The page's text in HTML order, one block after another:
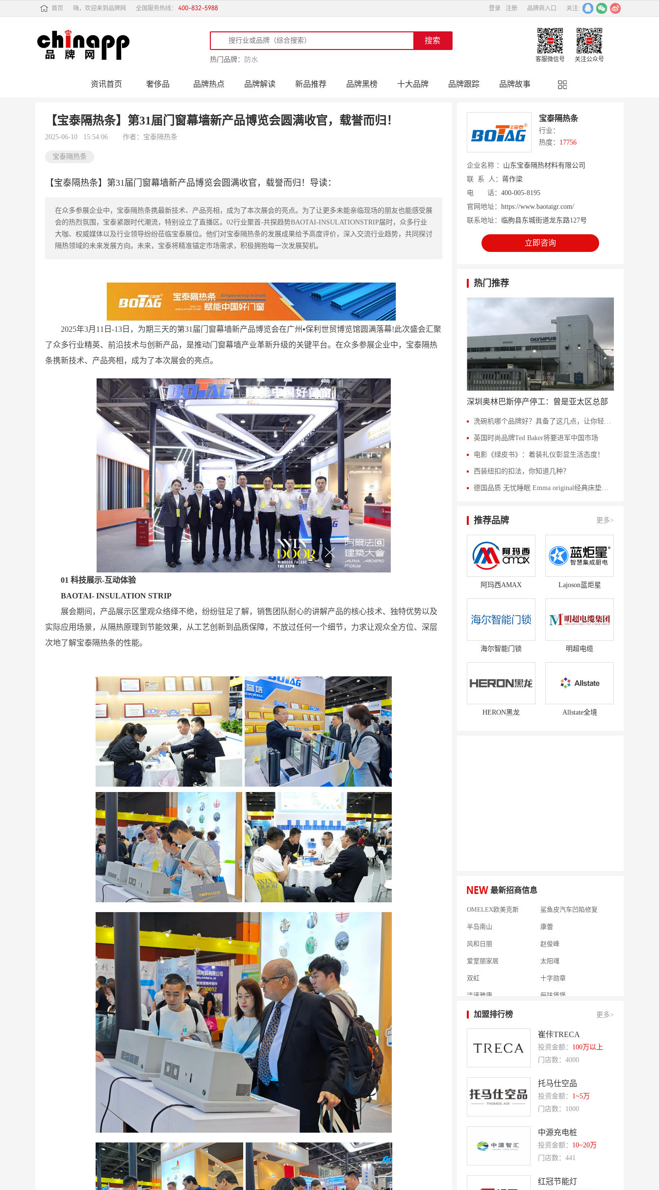
首页 嗨，欢迎来到品牌网 全国服务热线： 登录 注册 品牌商入口 关注:
热门品牌： 防水 客服微信号 关注公众号
资讯首页 奢侈品 品牌热点 品牌解读 新品推荐 品牌黑榜 十大品牌 品牌跟踪 品牌故事
【宝泰隔热条】第31届门窗幕墙新产品博览会圆满收官，载誉而归！
2025-06-10 15:54:06 作者：宝泰隔热条
宝泰隔热条
【宝泰隔热条】第31届门窗幕墙新产品博览会圆满收官，载誉而归！导读：
在众多参展企业中，宝泰隔热条携最新技术、产品亮相，成为了本次展会的亮点。为了让更多未能亲临现场的朋友也能感受展
会的热烈氛围，宝泰紧跟时代潮流，特别设立了直播区。02行业聚首-共探趋势BAOTAI-INSULATIONSTRIP届时，众多行业
大咖、权威媒体以及行业领导纷纷莅临宝泰展位。他们对宝泰隔热条的发展成果给予高度评价，深入交流行业趋势，共同探讨
隔热领域的未来发展方向。未来，宝泰将精准锚定市场需求，积极拥抱每一次发展契机。
2025年3月11日-13日，为期三天的第31届门窗幕墙新产品博览会在广州▪保利世贸博览馆圆满落幕!此次盛会汇聚
了众多行业精英、前沿技术与创新产品，是推动门窗幕墙产业革新升级的关键平台。在众多参展企业中，宝泰隔热
条携新技术、产品亮相，成为了本次展会的亮点。
01 科技展示-互动体验
BAOTAI- INSULATION STRIP
展会期间，产品展示区里观众络绎不绝，纷纷驻足了解，销售团队耐心的讲解产品的核心技术、独特优势以及
实际应用场景，从隔热原理到节能效果，从工艺创新到品质保障，不放过任何一个细节，力求让观众全方位、深层
次地了解宝泰隔热条的性能。
宝泰隔热条
行业：
热度： 17756
企业名称 ： 山东宝泰隔热材料有限公司
联 系 人： 蒋作梁
电 话： 400-005-8195
官网地址： https://www.baotaigr.com/
联系地址：
临朐县东城街道龙东路127号
立即咨询
热门推荐
深圳奥林巴斯停产停工：曾是亚太区总部
洗碗机哪个品牌好？具备了这几点，让你轻松当个甩手掌柜
英国时尚品牌Ted Baker将要进军中国市场
电影《绿皮书》：着装礼仪彰显生活态度！
西装纽扣的扣法，你知道几种？
德国品质 无忧睡眠 Emma original经典床垫评测
推荐品牌 更多>
阿玛西AMAX Lajoson蓝炬星
海尔智能门锁 明超电缆
HERON黑龙 Allstate全境
最新招商信息
OMELEX欧美克斯
半岛南山 康蕾
风和日丽 赵俊峰
爱室丽家居 太阳魂
双虹 十字勋章
洁速雅康 每味煲煲
橡果生鲜acornfresh 雷风行
七夜猫成人情趣用品
吴山贡鹅 降龙爪爪
盛香亭热卤 喜姐的炸串
五香居
廖记棒棒鸡
东方既白 提香坊
和府捞面
可斯贝莉
童话王子蛋糕 大米先生
乡村基
月满大江千层肚火锅
加盟排行榜 更多>
崔佧TRECA
投资金额： 100万以上
门店数：4000
托马仕空品
投资金额： 1~5万
门店数：1000
中源充电桩
投资金额： 10~20万
门店数：441
红冠节能灯